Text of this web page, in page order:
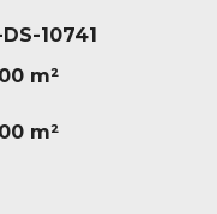
10741
m²
m²